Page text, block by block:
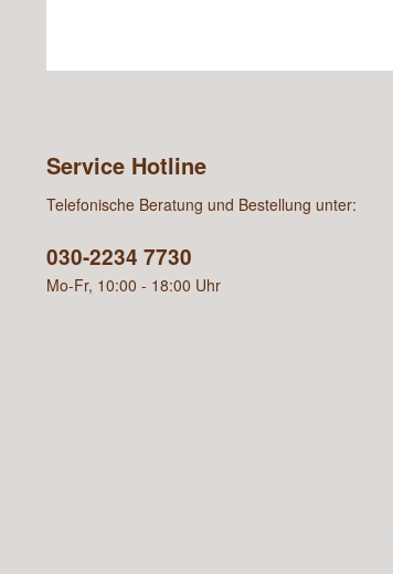
Service Hotline
Telefonische Beratung und Bestellung unter:
030-2234 7730
Mo-Fr, 10:00 - 18:00 Uhr